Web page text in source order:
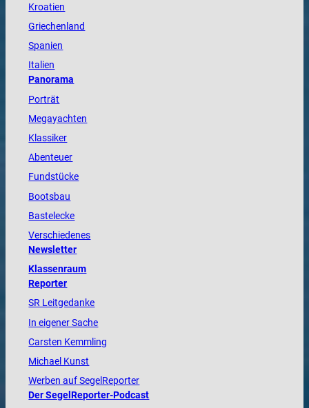
Kroatien
Griechenland
Spanien
Italien
Panorama
Porträt
Megayachten
Klassiker
Abenteuer
Fundstücke
Bootsbau
Bastelecke
Verschiedenes
Newsletter
Klassenraum
Reporter
SR Leitgedanke
In eigener Sache
Carsten Kemmling
Michael Kunst
Werben auf SegelReporter
Der SegelReporter-Podcast